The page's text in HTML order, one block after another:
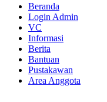
Beranda
Login Admin
VC
Informasi
Berita
Bantuan
Pustakawan
Area Anggota